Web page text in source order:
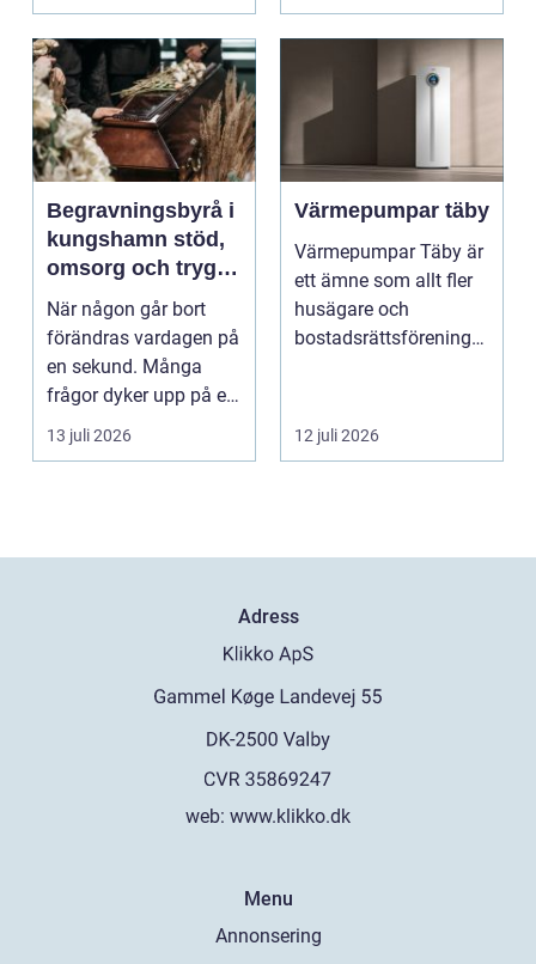
upplever lju...
Begravningsbyrå i
kungshamn stöd,
omsorg och trygg
vägledning
När någon går bort
förändras vardagen på
en sekund. Många
frågor dyker upp på en
gång: Vad händer nu...
13 juli 2026
Värmepumpar täby
Värmepumpar Täby är
ett ämne som allt fler
husägare och
bostadsrättsföreningar
12 juli 2026
Adress
web: www.klikko.dk
Menu
Annonsering